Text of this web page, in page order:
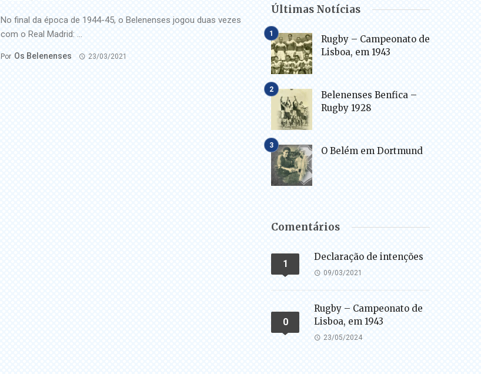
No final da época de 1944-45, o Belenenses jogou duas vezes
com o Real Madrid: ...
Por Os Belenenses 23/03/2021
Últimas Notícias
Rugby – Campeonato de
Lisboa, em 1943
Belenenses Benfica –
Rugby 1928
O Belém em Dortmund
Comentários
1
Declaração de intenções
09/03/2021
0
Rugby – Campeonato de
Lisboa, em 1943
23/05/2024